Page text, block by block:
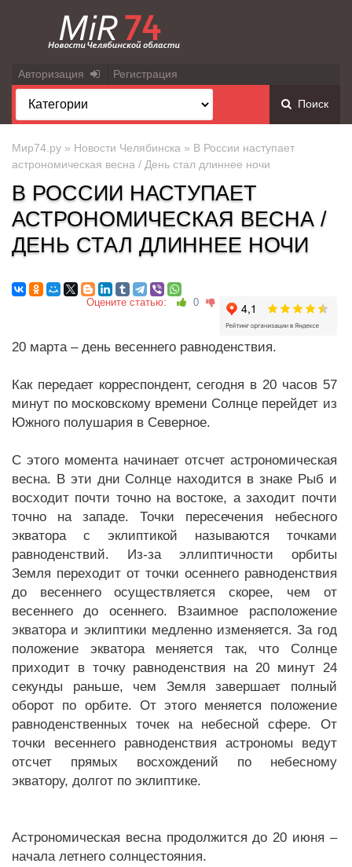
Авторизация Регистрация
Поиск
Мир74.ру » Новости Челябинска » В России наступает
астрономическая весна / День стал длиннее ночи
В РОССИИ НАСТУПАЕТ
АСТРОНОМИЧЕСКАЯ ВЕСНА /
ДЕНЬ СТАЛ ДЛИННЕЕ НОЧИ
Оцените статью: 0
20 марта – день весеннего равноденствия.
Как передает корреспондент, сегодня в 20 часов 57
минут по московскому времени Солнце перейдет из
Южного полушария в Северное.
С этого момента начинает отсчет астрономическая
весна. В эти дни Солнце находится в знаке Рыб и
восходит почти точно на востоке, а заходит почти
точно на западе. Точки пересечения небесного
экватора с эклиптикой называются точками
равноденствий. Из-за эллиптичности орбиты
Земля переходит от точки осеннего равноденствия
до весеннего осуществляется скорее, чем от
весеннего до осеннего. Взаимное расположение
экватора и эклиптики медленно изменяется. За год
положение экватора меняется так, что Солнце
приходит в точку равноденствия на 20 минут 24
секунды раньше, чем Земля завершает полный
оборот по орбите. От этого меняется положение
равноденственных точек на небесной сфере. От
точки весеннего равноденствия астрономы ведут
отсчет прямых восхождений по небесному
экватору, долгот по эклиптике.
Астрономическая весна продолжится до 20 июня –
начала летнего солнцестояния.